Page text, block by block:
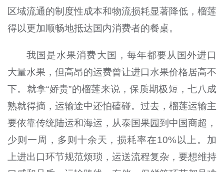
区域流通的制度性成本和物流损耗显著降低，榴莲
得以更加顺畅地抵达国内消费者的餐桌。
我国是水果消费大国，每年都要从国外进口
大量水果，但高昂的运费曾让进口水果价格居高不
下。就拿“娇贵”的榴莲来说，保质期极短，七八成
熟就得摘，运输途中还怕磕碰。过去，榴莲运输主
要依靠传统陆运和海运，从泰国果园到中国商超，
少则一周，多则十余天，损耗率在10%以上。加
上进出口环节规范烦琐，运送流程复杂，要想维持